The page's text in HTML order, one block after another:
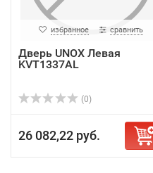
избранное сравнить
Дверь UNOX Левая
KVT1337AL
(0)
26 082,22 руб.